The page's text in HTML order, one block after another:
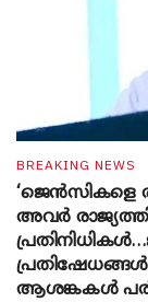
BREAKING NEWS
‘ജെൻസികളെ
അവർ
ആശങ്കകൾ